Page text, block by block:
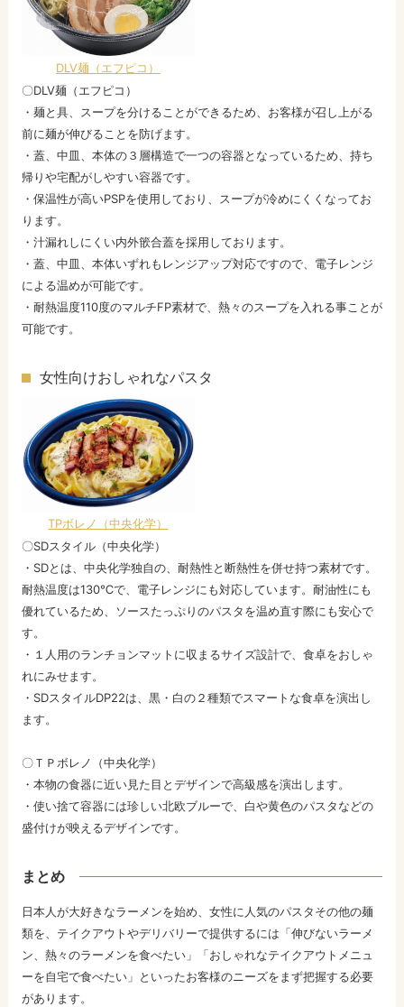
DLV麺（エフピコ）
〇DLV麺（エフピコ）
・麺と具、スープを分けることができるため、お客様が召し上がる
前に麺が伸びることを防げます。
・蓋、中皿、本体の３層構造で一つの容器となっているため、持ち
帰りや宅配がしやすい容器です。
・保温性が高いPSPを使用しており、スープが冷めにくくなってお
ります。
・汁漏れしにくい内外篏合蓋を採用しております。
・蓋、中皿、本体いずれもレンジアップ対応ですので、電子レンジ
による温めが可能です。
・耐熱温度110度のマルチFP素材で、熱々のスープを入れる事ことが
可能です。
女性向けおしゃれなパスタ
TPボレノ（中央化学）
〇SDスタイル（中央化学）
・SDとは、中央化学独自の、耐熱性と断熱性を併せ持つ素材です。
耐熱温度は130℃で、電子レンジにも対応しています。耐油性にも
優れているため、ソースたっぷりのパスタを温め直す際にも安心で
す。
・１人用のランチョンマットに収まるサイズ設計で、食卓をおしゃ
れにみせます。
・SDスタイルDP22は、黒・白の２種類でスマートな食卓を演出し
ます。
〇ＴＰボレノ（中央化学）
・本物の食器に近い見た目とデザインで高級感を演出します。
・使い捨て容器には珍しい北欧ブルーで、白や黄色のパスタなどの
盛付けが映えるデザインです。
まとめ
日本人が大好きなラーメンを始め、女性に人気のパスタその他の麺
類を、テイクアウトやデリバリーで提供するには「伸びないラーメ
ン、熱々のラーメンを食べたい」「おしゃれなテイクアウトメニュ
ーを自宅で食べたい」といったお客様のニーズをまず把握する必要
があります。